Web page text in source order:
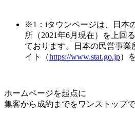
※1：iタウンページは、日本
所（2021年6月現在）を上回
ております。日本の民営事業
イト（https://www.stat.go.jp）
ホームページを起点に
集客から成約までをワンストップ